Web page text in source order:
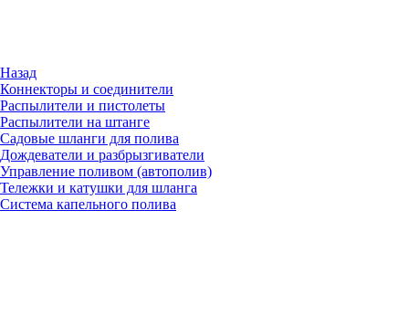
Назад
Коннекторы и соединители
Распылители и пистолеты
Распылители на штанге
Садовые шланги для полива
Дождеватели и разбрызгиватели
Управление поливом (автополив)
Тележки и катушки для шланга
Система капельного полива